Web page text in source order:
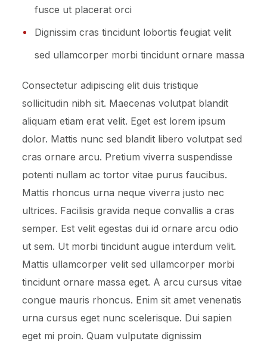
fusce ut placerat orci
Dignissim cras tincidunt lobortis feugiat velit
sed ullamcorper morbi tincidunt ornare massa
Consectetur adipiscing elit duis tristique
sollicitudin nibh sit. Maecenas volutpat blandit
aliquam etiam erat velit. Eget est lorem ipsum
dolor. Mattis nunc sed blandit libero volutpat sed
cras ornare arcu. Pretium viverra suspendisse
potenti nullam ac tortor vitae purus faucibus.
Mattis rhoncus urna neque viverra justo nec
ultrices. Facilisis gravida neque convallis a cras
semper. Est velit egestas dui id ornare arcu odio
ut sem. Ut morbi tincidunt augue interdum velit.
Mattis ullamcorper velit sed ullamcorper morbi
tincidunt ornare massa eget. A arcu cursus vitae
congue mauris rhoncus. Enim sit amet venenatis
urna cursus eget nunc scelerisque. Dui sapien
eget mi proin. Quam vulputate dignissim